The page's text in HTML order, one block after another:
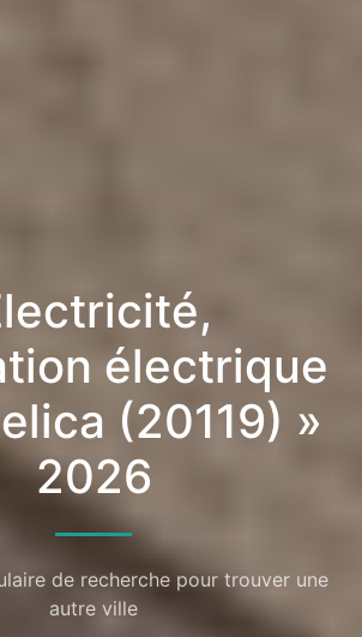
électrique
(20119) »
2026
de recherche pour trouver une
autre ville